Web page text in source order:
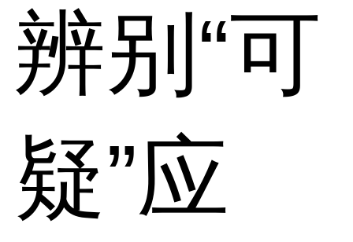
辨别“可
疑”应